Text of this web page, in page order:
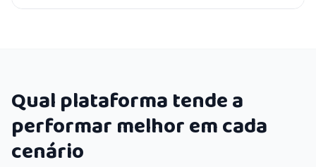
Qual plataforma tende a
performar melhor em cada
cenário